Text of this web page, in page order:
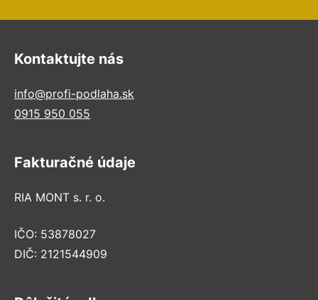
Kontaktujte nás
info@profi-podlaha.sk
0915 950 055
Fakturačné údaje
RIA MONT s. r. o.
IČO: 53878027
DIČ: 2121544909